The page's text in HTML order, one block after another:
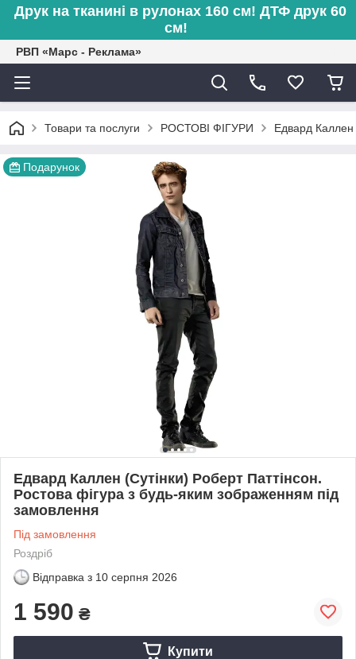
Друк на тканині в рулонах 160 см! ДТФ друк 60
см!
РВП «Марс - Реклама»
Товари та послуги РОСТОВІ ФІГУРИ Едвард Каллен
Подарунок
Едвард Каллен (Сутінки) Роберт Паттінсон.
Ростова фігура з будь-яким зображенням під
замовлення
Під замовлення
Роздріб
Відправка з 10 серпня 2026
1 590 ₴
Купити